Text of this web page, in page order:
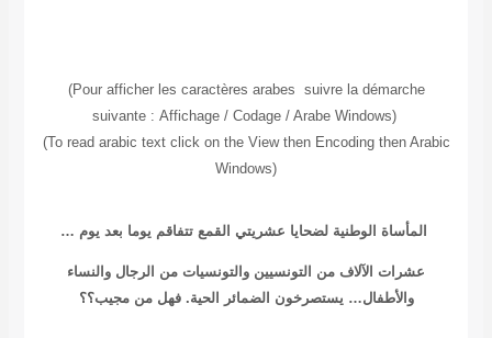
(Pour afficher les caractères arabes suivre la démarche
suivante: Affichage / Codage / Arabe Windows(
(To read arabic text click on the View then Encoding then Arabic
Windows)
المأساة الوطنية لضحايا عشريتي القمع تتفاقم يوما بعد يوم …
عشرات الآلاف من التونسيين والتونسيات من الرجال والنساء
والأطفال… يستصرخون الضمائر الحية. فهل من مجيب؟؟